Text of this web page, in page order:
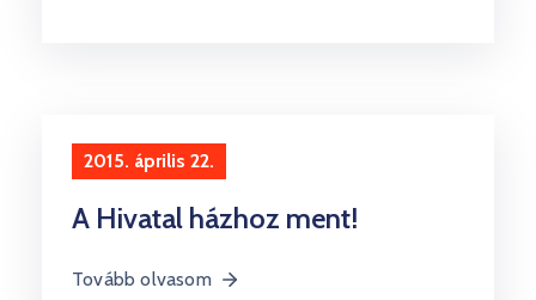
2015. április 22.
A Hivatal házhoz ment!
Tovább olvasom